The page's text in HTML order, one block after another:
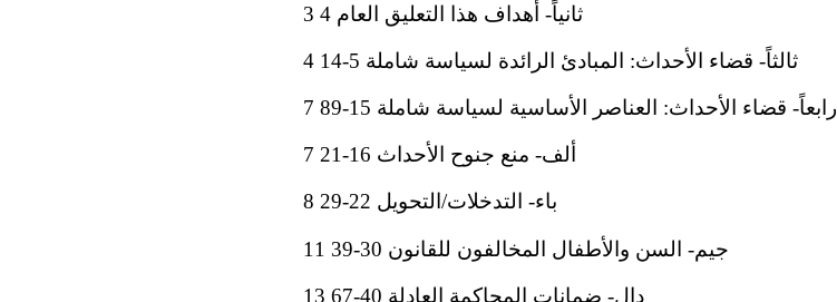
ثانياً- أهداف هذا التعليق العام 4 3
ثالثاً- قضاء الأحداث: المبادئ الرائدة لسياسة شاملة 5-14 4
رابعاً- قضاء الأحداث: العناصر الأساسية لسياسة شاملة 15-89 7
ألف- منع جنوح الأحداث 16-21 7
باء- التدخلات/التحويل 22-29 8
جيم- السن والأطفال المخالفون للقانون 30-39 11
دال- ضمانات المحاكمة العادلة 40-67 13